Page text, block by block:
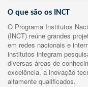
O que são os INCT
O Programa Institutos
(INCT) reúne grandes
em redes nacionais e
institutos integram
diversas áreas de
excelência, a inovação
altamente qualificados.